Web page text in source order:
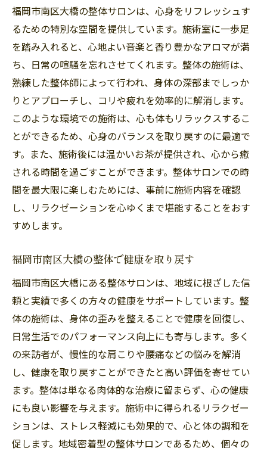
福岡市南区大橋で整体を楽しむ
整体で心も体もリフレッシュ福岡市南区大橋で
の体験談
整体体験で心身をリフレッシュした事例紹
介
福岡市南区大橋の整体サロンでの体験談
整体で得た心と体の変化について
リフレッシュを実感した整体施術の紹介
整体サロンでの体験がもたらすポジティブ
な影響
福岡市南区大橋の整体で心身共に健康に
福岡市南区大橋の整体サロンは、心身をリフレッシュす
るための特別な空間を提供しています。施術室に一歩足
を踏み入れると、心地よい音楽と香り豊かなアロマが満
ち、日常の喧騒を忘れさせてくれます。整体の施術は、
熟練した整体師によって行われ、身体の深部までしっか
りとアプローチし、コリや疲れを効率的に解消します。
このような環境での施術は、心も体もリラックスするこ
とができるため、心身のバランスを取り戻すのに最適で
す。また、施術後には温かいお茶が提供され、心から癒
される時間を過ごすことができます。整体サロンでの時
間を最大限に楽しむためには、事前に施術内容を確認
し、リラクゼーションを心ゆくまで堪能することをおす
すめします。
福岡市南区大橋の整体で健康を取り戻す
福岡市南区大橋にある整体サロンは、地域に根ざした信
頼と実績で多くの方々の健康をサポートしています。整
体の施術は、身体の歪みを整えることで健康を回復し、
日常生活でのパフォーマンス向上にも寄与します。多く
の来訪者が、慢性的な肩こりや腰痛などの悩みを解消
し、健康を取り戻すことができたと高い評価を寄せてい
ます。整体は単なる肉体的な治療に留まらず、心の健康
にも良い影響を与えます。施術中に得られるリラクゼー
ションは、ストレス軽減にも効果的で、心と体の調和を
促します。地域密着型の整体サロンであるため、個々の